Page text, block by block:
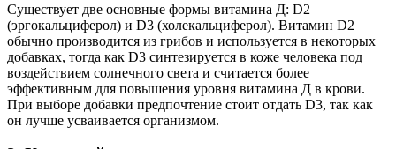
Существует две основные формы витамина Д: D2
(эргокальциферол) и D3 (холекальциферол). Витамин D2
обычно производится из грибов и используется в некоторых
добавках, тогда как D3 синтезируется в коже человека под
воздействием солнечного света и считается более
эффективным для повышения уровня витамина Д в крови.
При выборе добавки предпочтение стоит отдать D3, так как
он лучше усваивается организмом.